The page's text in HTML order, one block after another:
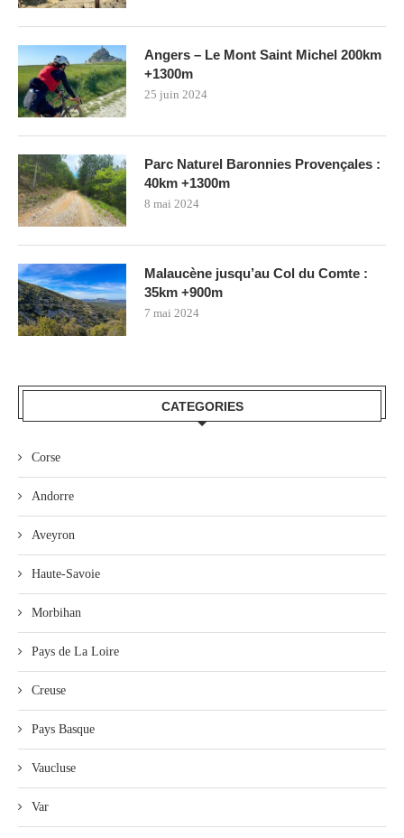
Angers – Le Mont Saint Michel 200km
+1300m
25 juin 2024
Parc Naturel Baronnies Provençales :
40km +1300m
8 mai 2024
Malaucène jusqu’au Col du Comte :
35km +900m
7 mai 2024
CATEGORIES
Corse
Andorre
Aveyron
Haute-Savoie
Morbihan
Pays de La Loire
Creuse
Pays Basque
Vaucluse
Var